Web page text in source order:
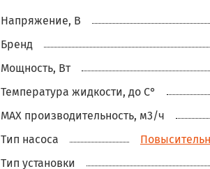
Напряжение, В
Бренд
Мощность, Вт
Температура жидкости, до С°
MAX производительность, м3/ч
Тип насоса
Тип установки